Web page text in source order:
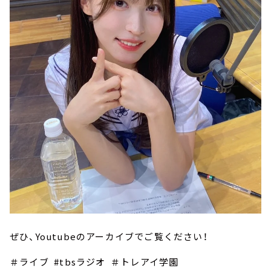
ぜひ、Youtubeのアーカイブでご覧ください！
＃ライブ #tbsラジオ ＃トレアイ学園